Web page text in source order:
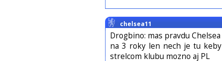
chelsea11
Drogbino: mas pravdu
na 3 roky len nech je tu
strelcom klubu mozno aj PL